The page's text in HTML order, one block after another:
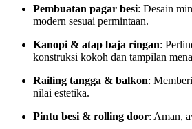
Pembuatan pagar besi: Desain
modern sesuai permintaan.
Kanopi & atap baja ringan:
konstruksi kokoh dan tampilan
Railing tangga & balkon:
nilai estetika.
Pintu besi & rolling door: Aman,